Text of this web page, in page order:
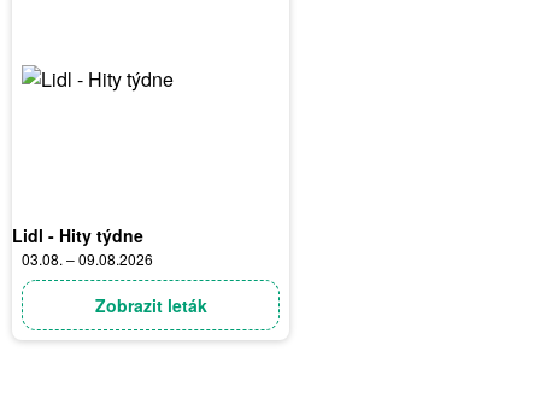
Lidl - Hity týdne
03.08. – 09.08.2026
Zobrazit leták